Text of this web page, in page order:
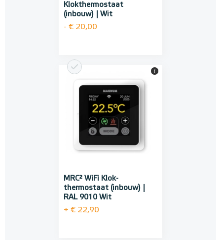
Klokthermostaat
(inbouw) | Wit
- € 20,00
MRC² WiFi Klok-
thermostaat (inbouw) |
RAL 9010 Wit
+ € 22,90
i